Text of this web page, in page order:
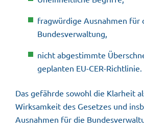
fragwürdige Ausnahmen für
Bundesverwaltung,
nicht abgestimmte
geplanten EU-CER-Richtlinie.
Das gefährde sowohl die Klarheit
Wirksamkeit des Gesetzes und
Ausnahmen für die